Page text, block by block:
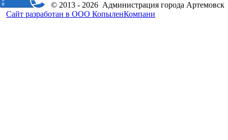
© 2013 - 2026 Администрация города Артемовск
Сайт разработан в ООО КопыленКомпани